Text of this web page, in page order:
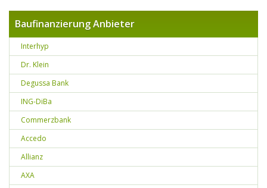
Baufinanzierung Anbieter
Interhyp
Dr. Klein
Degussa Bank
ING-DiBa
Commerzbank
Accedo
Allianz
AXA